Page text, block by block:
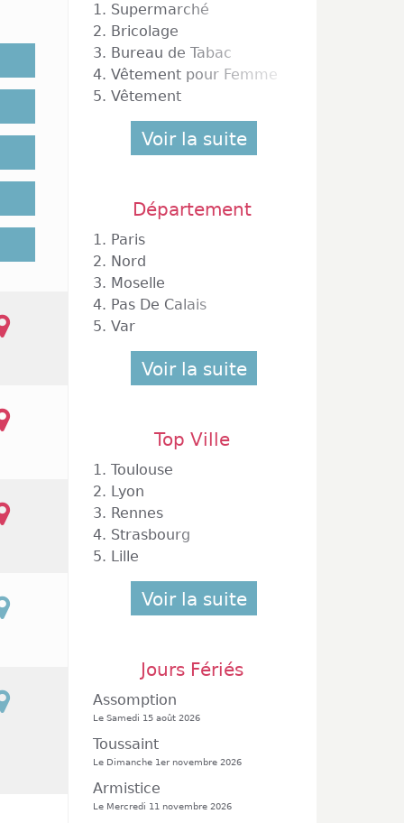
des
des
la
sont
1. Supermarché
2. Bricolage
3. Bureau de Tabac
4. Vêtement pour Femme
5. Vêtement
Voir la suite
Département
1. Paris
2. Nord
3. Moselle
4. Pas De Calais
5. Var
Voir la suite
Top Ville
1. Toulouse
2. Lyon
3. Rennes
4. Strasbourg
5. Lille
Voir la suite
Jours Fériés
Assomption
Le Samedi 15 août 2026
Toussaint
Le Dimanche 1er novembre 2026
Armistice
Le Mercredi 11 novembre 2026